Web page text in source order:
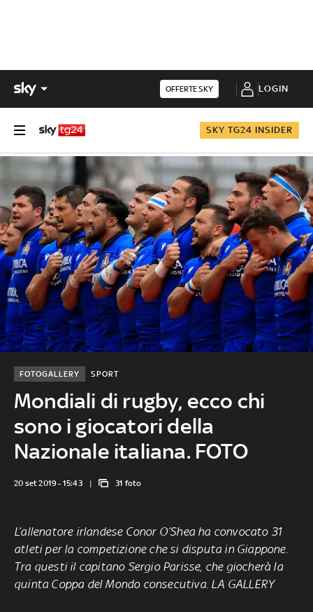
OFFERTE SKY LOGIN
SKY TG24 INSIDER
Mondiali di rugby, ecco chi
sono i giocatori della
Nazionale italiana. FOTO
SPORT
FOTOGALLERY
20 set 2019 - 15:43 31 foto
L’allenatore irlandese Conor O’Shea ha convocato 31
atleti per la competizione che si disputa in Giappone.
Tra questi il capitano Sergio Parisse, che giocherà la
quinta Coppa del Mondo consecutiva. LA GALLERY